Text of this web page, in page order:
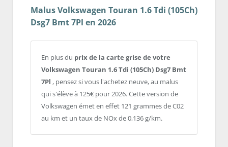
Malus Volkswagen Touran 1.6 Tdi (105Ch)
Dsg7 Bmt 7Pl en 2026
En plus du prix de la carte grise de votre
Volkswagen Touran 1.6 Tdi (105Ch) Dsg7 Bmt
7Pl , pensez si vous l'achetez neuve, au malus
qui s'élève à 125€ pour 2026. Cette version de
Volkswagen émet en effet 121 grammes de C02
au km et un taux de NOx de 0,136 g/km.